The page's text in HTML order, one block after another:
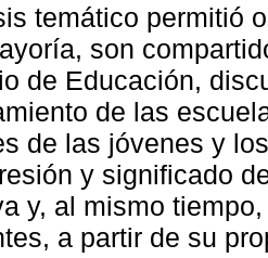
temático permitió
son
de Educación,
de las
de las jóvenes y
y significado
y, al mismo
a partir de su